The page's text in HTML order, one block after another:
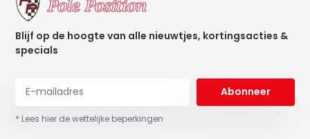
Blijf op de hoogte van alle nieuwtjes, kortingsacties &
specials
Abonneer
* Lees hier de wettelijke beperkingen